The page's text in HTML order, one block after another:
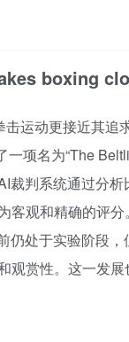
boxing
击运动更接近其追
一项名为“The
裁判系统通过分
客观和精确的评
仍处于实验阶段
观赏性。这一发